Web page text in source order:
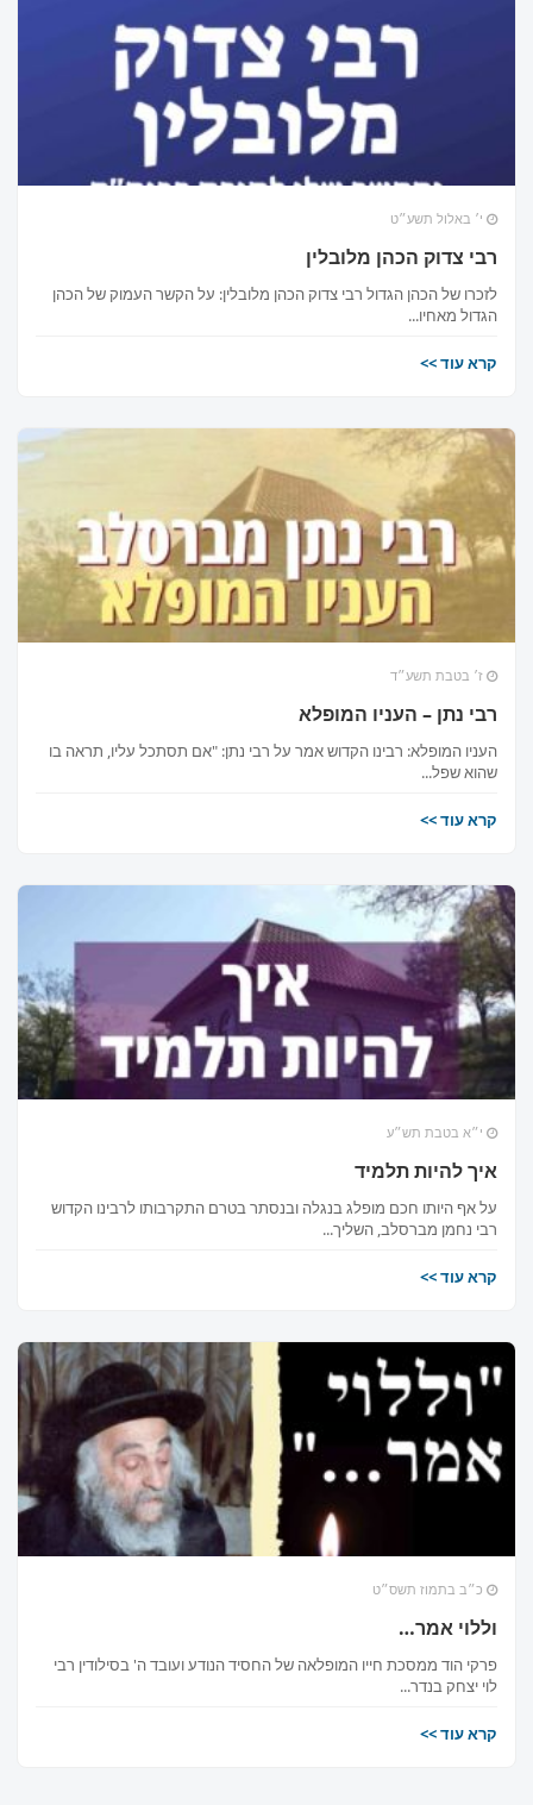
י׳ באלול תשע״ט
רבי צדוק הכהן מלובלין
לזכרו של הכהן הגדול רבי צדוק הכהן מלובלין: על הקשר העמוק של הכהן
הגדול מאחיו...
קרא עוד >>
ז׳ בטבת תשע״ד
רבי נתן – העניו המופלא
העניו המופלא: רבינו הקדוש אמר על רבי נתן: "אם תסתכל עליו, תראה בו
שהוא שפל...
קרא עוד >>
י״א בטבת תש״ע
איך להיות תלמיד
על אף היותו חכם מופלג בנגלה ובנסתר בטרם התקרבותו לרבינו הקדוש
רבי נחמן מברסלב, השליך...
קרא עוד >>
כ״ב בתמוז תשס״ט
וללוי אמר…
פרקי הוד ממסכת חייו המופלאה של החסיד הנודע ועובד ה' בסילודין רבי
לוי יצחק בנדר...
קרא עוד >>
מחפשים בית כנסת או מוסד
ברסלב?
הכירו את האינדקס החדש והמקיף של בתי כנסת ברסלב
בארץ ובעולם! מצאו זמני תפילות, שיעורי תורה, כתובות
לכניסה לאינדקס ➔